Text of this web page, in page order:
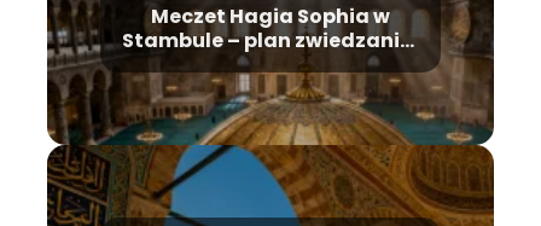
Meczet Hagia Sophia w
Stambule – plan zwiedzania,
historia, bilety